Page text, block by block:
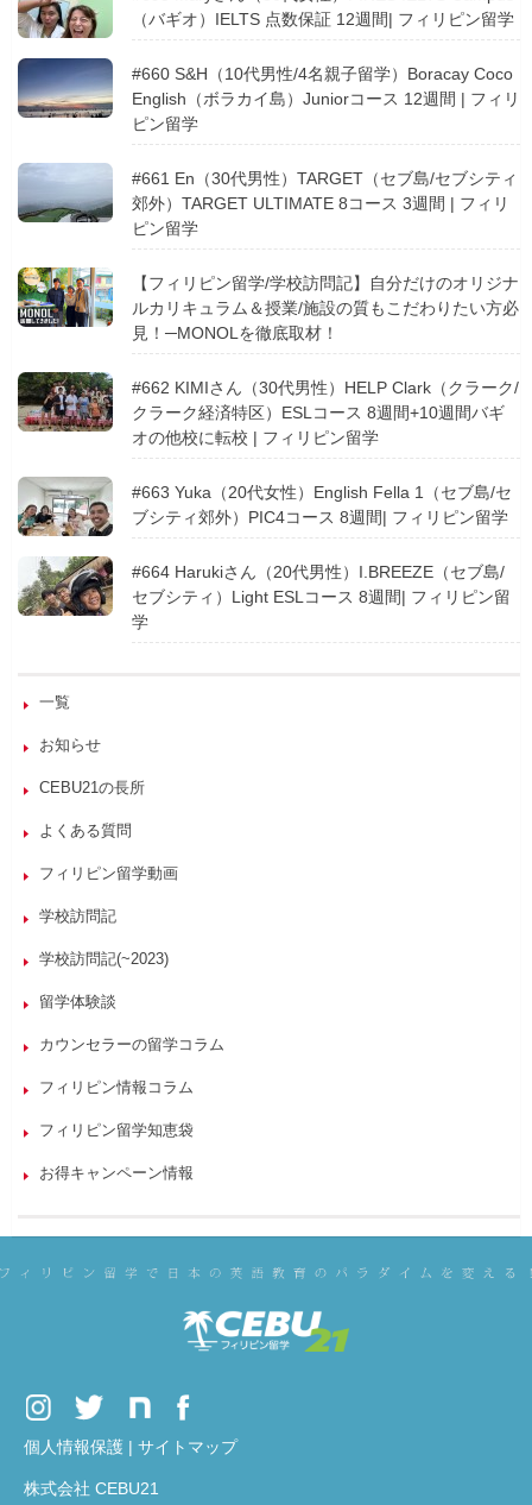
（バギオ）IELTS 点数保証 12週間| フィリピン留学
#660 S&H（10代男性/4名親子留学）Boracay Coco
English（ボラカイ島）Juniorコース 12週間 | フィリ
ピン留学
#661 En（30代男性）TARGET（セブ島/セブシティ
郊外）TARGET ULTIMATE 8コース 3週間 | フィリ
ピン留学
【フィリピン留学/学校訪問記】自分だけのオリジナ
ルカリキュラム＆授業/施設の質もこだわりたい方必
見！─MONOLを徹底取材！
#662 KIMIさん（30代男性）HELP Clark（クラーク/
クラーク経済特区）ESLコース 8週間+10週間バギ
オの他校に転校 | フィリピン留学
#663 Yuka（20代女性）English Fella 1（セブ島/セ
ブシティ郊外）PIC4コース 8週間| フィリピン留学
#664 Harukiさん（20代男性）I.BREEZE（セブ島/
セブシティ）Light ESLコース 8週間| フィリピン留
学
一覧
お知らせ
CEBU21の長所
よくある質問
フィリピン留学動画
学校訪問記
学校訪問記(~2023)
留学体験談
カウンセラーの留学コラム
フィリピン情報コラム
フィリピン留学知恵袋
お得キャンペーン情報
個人情報保護 | サイトマップ
株式会社 CEBU21